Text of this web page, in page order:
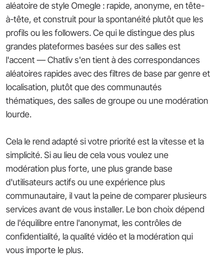
aléatoire de style Omegle : rapide, anonyme, en tête-
à-tête, et construit pour la spontanéité plutôt que les
profils ou les followers. Ce qui le distingue des plus
grandes plateformes basées sur des salles est
l'accent — Chatliv s'en tient à des correspondances
aléatoires rapides avec des filtres de base par genre et
localisation, plutôt que des communautés
thématiques, des salles de groupe ou une modération
lourde.
Cela le rend adapté si votre priorité est la vitesse et la
simplicité. Si au lieu de cela vous voulez une
modération plus forte, une plus grande base
d'utilisateurs actifs ou une expérience plus
communautaire, il vaut la peine de comparer plusieurs
services avant de vous installer. Le bon choix dépend
de l'équilibre entre l'anonymat, les contrôles de
confidentialité, la qualité vidéo et la modération qui
vous importe le plus.